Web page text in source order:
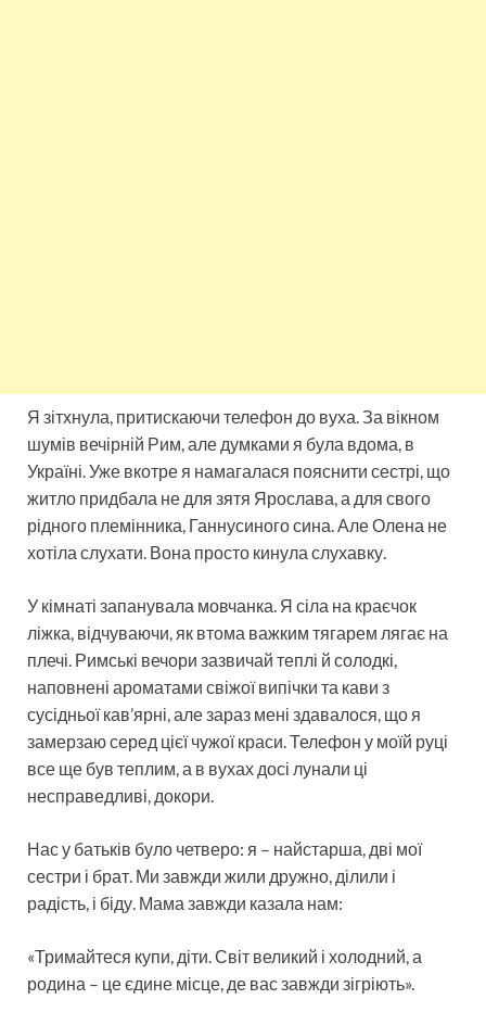
Я зітхнула, притискаючи телефон до вуха. За вікном
шумів вечірній Рим, але думками я була вдома, в
Україні. Уже вкотре я намагалася пояснити сестрі, що
житло придбала не для зятя Ярослава, а для свого
рідного племінника, Ганнусиного сина. Але Олена не
хотіла слухати. Вона просто кинула слухавку.
У кімнаті запанувала мовчанка. Я сіла на краєчок
ліжка, відчуваючи, як втома важким тягарем лягає на
плечі. Римські вечори зазвичай теплі й солодкі,
наповнені ароматами свіжої випічки та кави з
сусідньої кав’ярні, але зараз мені здавалося, що я
замерзаю серед цієї чужої краси. Телефон у моїй руці
все ще був теплим, а в вухах досі лунали ці
несправедливі, докори.
Нас у батьків було четверо: я – найстарша, дві мої
сестри і брат. Ми завжди жили дружно, ділили і
радість, і біду. Мама завжди казала нам:
«Тримайтеся купи, діти. Світ великий і холодний, а
родина – це єдине місце, де вас завжди зігріють».